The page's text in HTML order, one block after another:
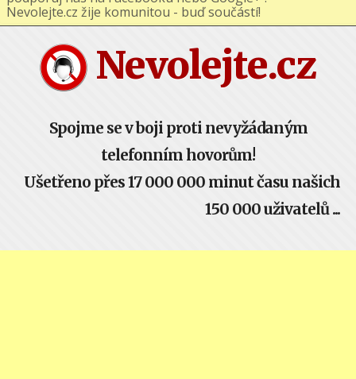
Nevolejte.cz
Spojme se v boji proti nevyžádaným
telefonním hovorům!
Ušetřeno přes 17 000 000 minut času našich
150 000 uživatelů ...
podporuj nás na Facebooku nebo Google+ !
Nevolejte.cz žije komunitou - buď součástí!